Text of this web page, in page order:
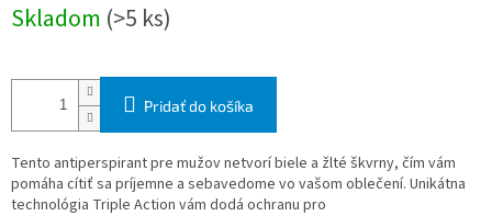
cena:
Skladom (>5 ks)
Pridať do košíka
Tento antiperspirant pre mužov netvorí biele a žlté škvrny, čím vám
pomáha cítiť sa príjemne a sebavedome vo vašom oblečení. Unikátna
technológia Triple Action vám dodá ochranu pro